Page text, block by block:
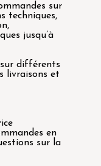
sur
techniques,
jusqu’à
différents
livraisons et
en
sur la